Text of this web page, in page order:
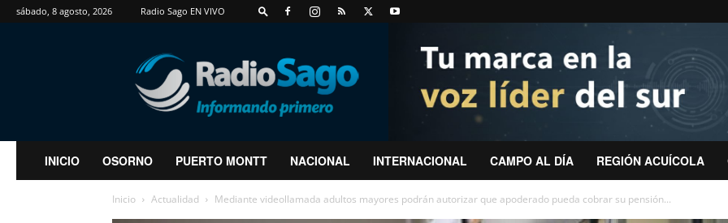
sábado, 8 agosto, 2026 Radio Sago EN VIVO
RadioSago
INICIO OSORNO PUERTO MONTT NACIONAL INTERNACIONAL CAMPO AL DÍA REGIÓN ACUÍCOLA
Inicio Actualidad Mediante videollamada adultos mayores podrán autorizar que apoderado pueda cobrar su pensión...